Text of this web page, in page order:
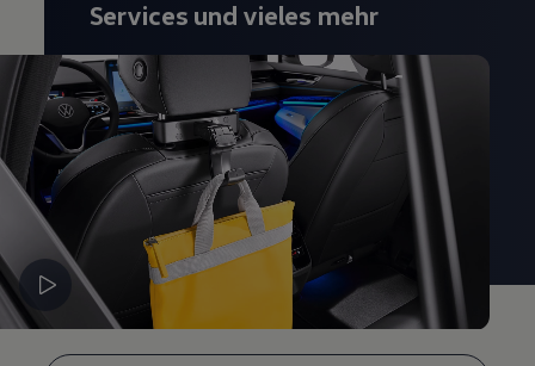
Magazin
Transport
Familie
Elektromobilität
Volkswagen R
Pannen- und Unfallhilfe
Volkswagen Kundenbetreuung
Services und vieles mehr